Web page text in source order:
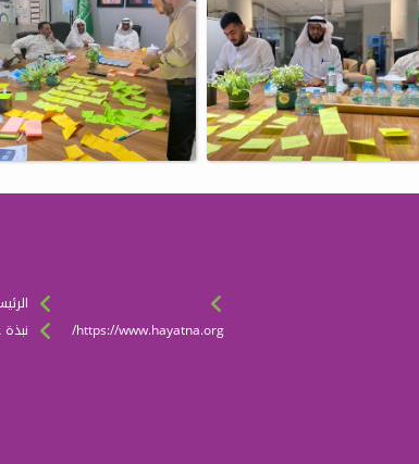
https://www.hayatna.org/
نبذة